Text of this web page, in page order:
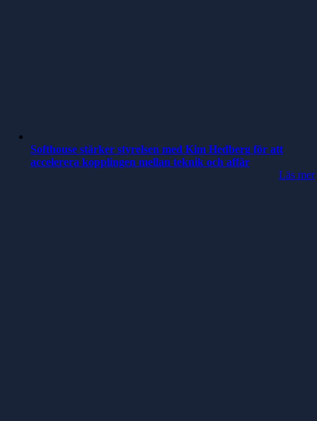
Softhouse stärker styrelsen med Kim Hedberg för att
accelerera kopplingen mellan teknik och affär
Läs mer